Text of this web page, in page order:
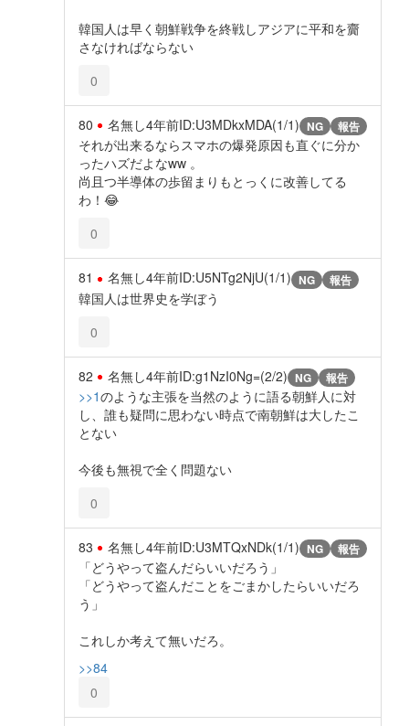
韓国人は早く朝鮮戦争を終戦しアジアに平和を齎
さなければならない
0
80 名無し4年前ID:U3MDkxMDA(1/1) NG 報告
それが出来るならスマホの爆発原因も直ぐに分か
ったハズだよなww 。
尚且つ半導体の歩留まりもとっくに改善してる
わ！😂
0
81 名無し4年前ID:U5NTg2NjU(1/1) NG 報告
韓国人は世界史を学ぼう
0
82 名無し4年前ID:g1NzI0Ng=(2/2) NG 報告
>>1のような主張を当然のように語る朝鮮人に対
し、誰も疑問に思わない時点で南朝鮮は大したこ
とない
今後も無視で全く問題ない
0
83 名無し4年前ID:U3MTQxNDk(1/1) NG 報告
「どうやって盗んだらいいだろう」
「どうやって盗んだことをごまかしたらいいだろ
う」
これしか考えて無いだろ。
>>84
0